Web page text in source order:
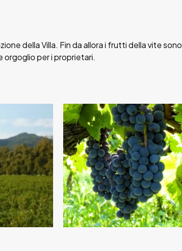
della Villa. Fin da allora i frutti della vite sono
orgoglio per i proprietari.